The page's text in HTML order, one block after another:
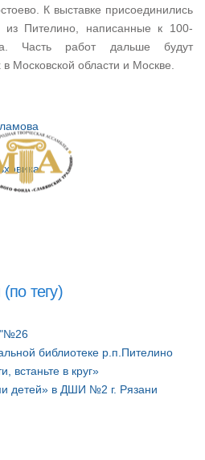
К выставке присоединились
из Пителино, написанные к 100-
Часть работ дальше будут
Московской области и Москве.
тегу)
библиотеке р.п.Пителино
встаньте в круг»
детей» в ДШИ №2 г. Рязани